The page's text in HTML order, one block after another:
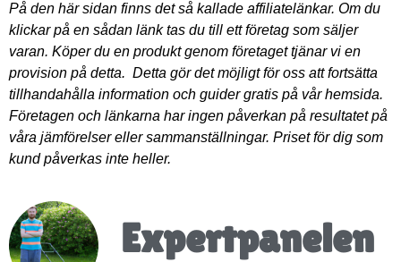
På den här sidan finns det så kallade affiliatelänkar. Om du
klickar på en sådan länk tas du till ett företag som säljer
varan. Köper du en produkt genom företaget tjänar vi en
provision på detta. Detta gör det möjligt för oss att fortsätta
tillhandahålla information och guider gratis på vår hemsida.
Företagen och länkarna har ingen påverkan på resultatet på
våra jämförelser eller sammanställningar. Priset för dig som
kund påverkas inte heller.
Expertpanelen